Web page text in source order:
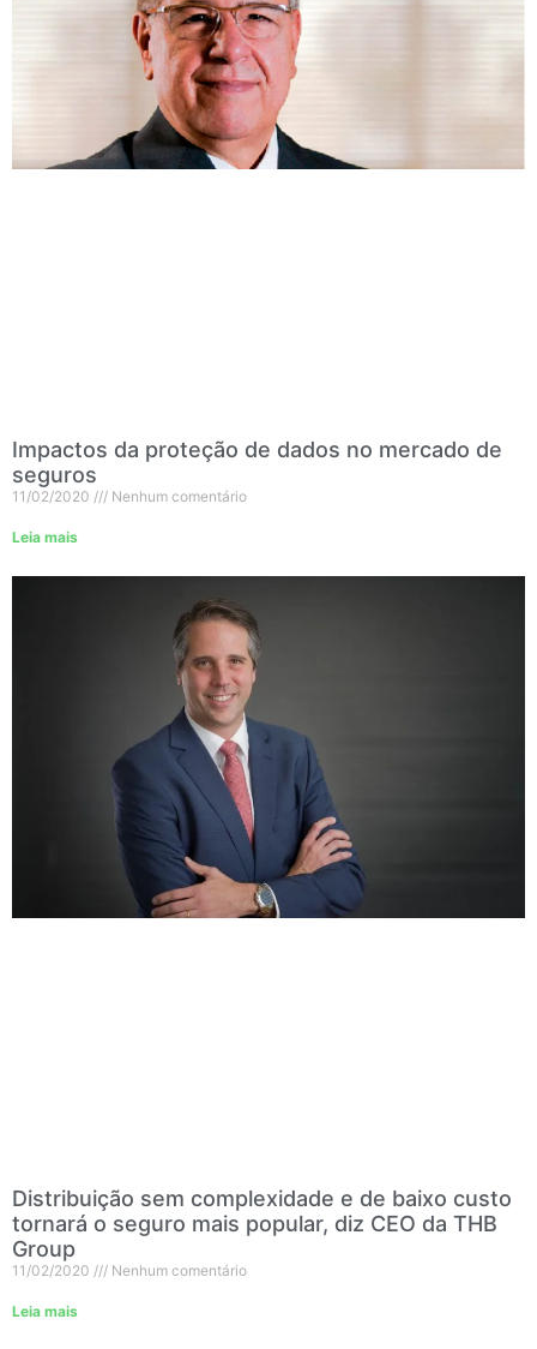
Impactos da proteção de dados no mercado de
seguros
11/02/2020 Nenhum comentário
Leia mais
Distribuição sem complexidade e de baixo custo
tornará o seguro mais popular, diz CEO da THB
Group
11/02/2020 Nenhum comentário
Leia mais